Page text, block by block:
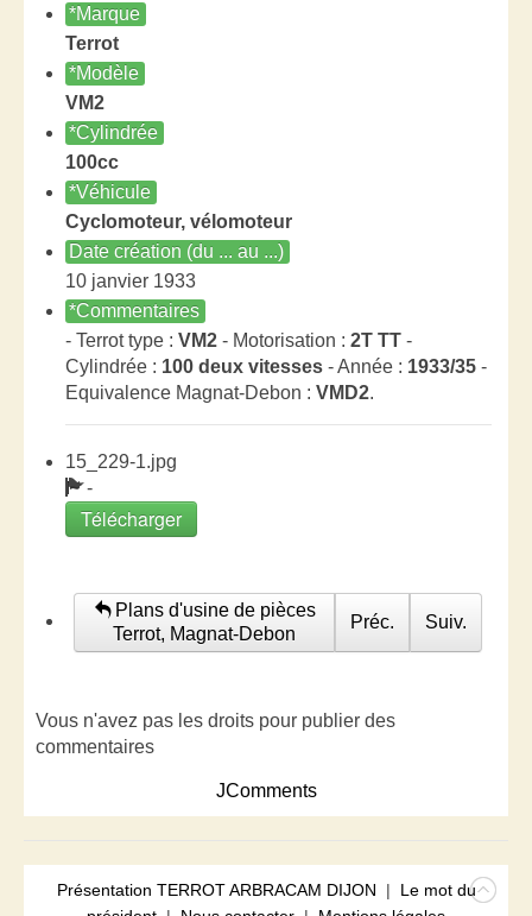
*Marque
Terrot
*Modèle
VM2
*Cylindrée
100cc
*Véhicule
Cyclomoteur, vélomoteur
Date création (du ... au ...)
10 janvier 1933
*Commentaires
- Terrot type : VM2 - Motorisation : 2T TT -
Cylindrée : 100 deux vitesses - Année : 1933/35 -
Equivalence Magnat-Debon : VMD2.
15_229-1.jpg
-
Télécharger
Plans d'usine de pièces
Terrot, Magnat-Debon
Préc. Suiv.
Vous n'avez pas les droits pour publier des
commentaires
JComments
Présentation TERROT ARBRACAM DIJON | Le mot du